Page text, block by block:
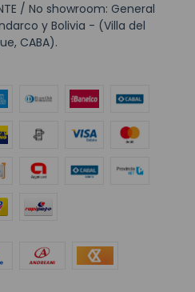
/ No showroom: General
y Bolivia - (Villa del
CABA).